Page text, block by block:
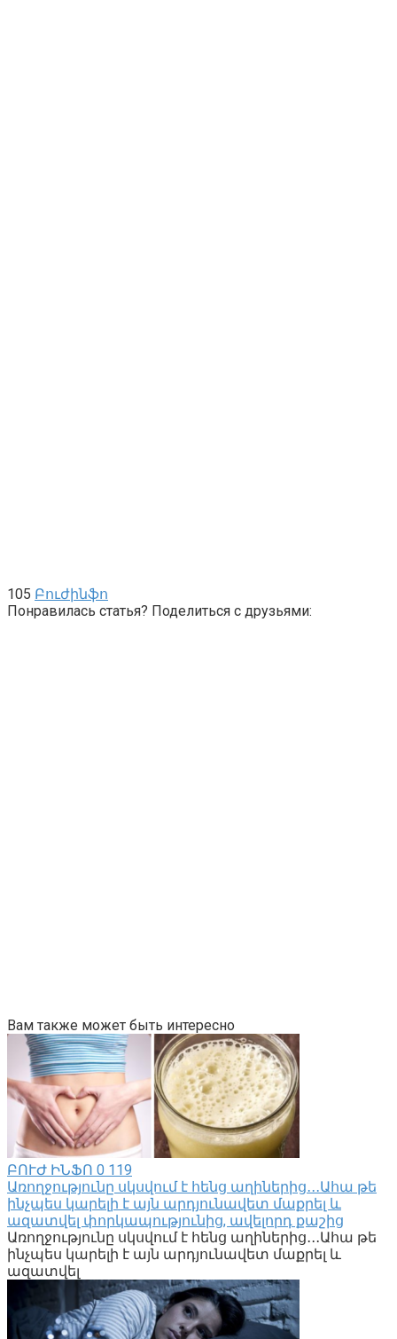
105 Բուժինֆո
Понравилась статья? Поделиться с друзьями:
Вам также может быть интересно
ԲՈՒԺ ԻՆՖՈ 0 119
Առողջությունը սկսվում է հենց աղիներից․․․Ահա թե
ինչպես կարելի է այն արդյունավետ մաքրել և
ազատվել փորկապությունից, ավելորդ քաշից
Առողջությունը սկսվում է հենց աղիներից․․․Ահա թե
ինչպես կարելի է այն արդյունավետ մաքրել և
ազատվել